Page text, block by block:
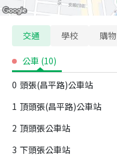
交通 學校 購物
公車 (10)
0 頭張(昌平路)公車站
1 頂頭張(昌平路)公車站
2 頂頭張公車站
3 下頭張公車站